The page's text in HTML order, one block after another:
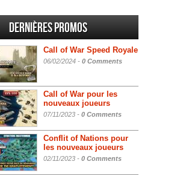
Dernières promos
Call of War Speed Royale
06/02/2024 - 0 Comments
Call of War pour les
nouveaux joueurs
07/11/2023 - 0 Comments
Conflit of Nations pour
les nouveaux joueurs
02/11/2023 - 0 Comments